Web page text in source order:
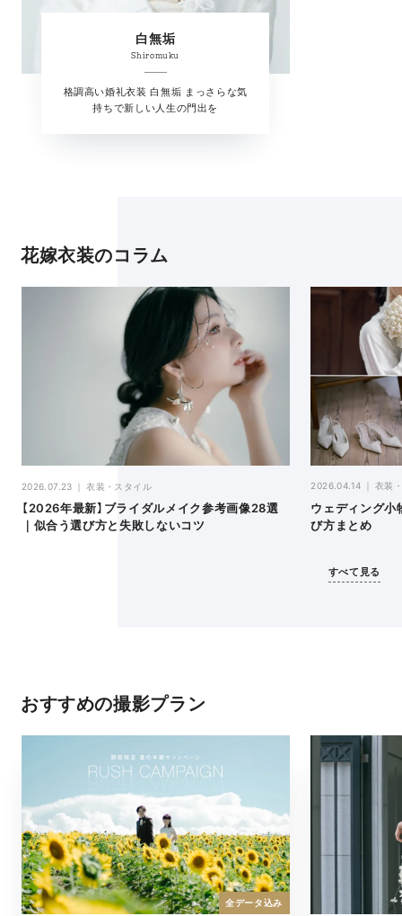
白無垢
Shiromuku
格調高い婚礼衣装 白無垢 まっさらな気
持ちで新しい人生の門出を
花嫁衣装のコラム
2026.07.23 衣装・スタイル
【2026年最新】ブライダルメイク参考画像28選
｜似合う選び方と失敗しないコツ
2026.04.14 衣装
ウェディング小
び方まとめ
すべて見る
おすすめの撮影プラン
全データ込み